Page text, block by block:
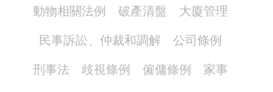
動物相關法例 破產清盤
大廈管理
民事訴訟、仲裁和調解
公司條例
刑事法
歧視條例 僱傭條例
家事